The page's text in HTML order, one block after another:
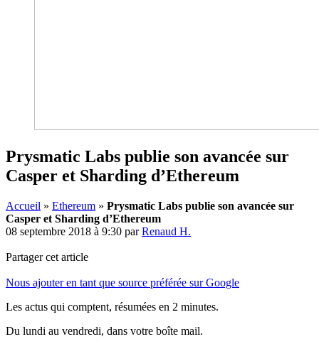
Prysmatic Labs publie son avancée sur
Casper et Sharding d’Ethereum
Accueil » Ethereum » Prysmatic Labs publie son avancée sur
Casper et Sharding d’Ethereum
08 septembre 2018 à 9:30 parRenaud H.
Partager cet article
Nous ajouter en tant que source préférée sur Google
Les actus qui comptent, résumées en 2 minutes.
Du lundi au vendredi, dans votre boîte mail.